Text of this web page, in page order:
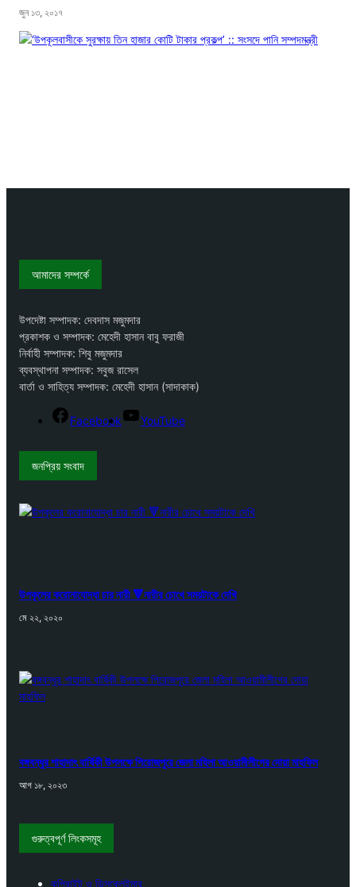
জুন ১৩, ২০১৭
আমাদের সম্পর্কে
উপদেষ্টা সম্পাদক: দেবদাস মজুমদার
প্রকাশক ও সম্পাদক: মেহেদী হাসান বাবু ফরাজী
নির্বাহী সম্পাদক: শিবু মজুমদার
ব্যবস্থাপনা সম্পাদক: সবুজ রাসেল
বার্তা ও সাহিত্য সম্পাদক: মেহেদী হাসান (সাদাকাক)
Facebook YouTube
জনপ্রিয় সংবাদ
উপকূলের করোনাযোদ্ধা চার নারী 🔻নারীর চোখে সময়টাকে দেখি
মে ২২, ২০২০
বঙ্গবন্ধুর শাহাদাৎ বার্ষিকী উপলক্ষে পিরোজপুরে জেলা মহিলা আওয়ামীলীগের দোয়া মাহফিল
আগ ১৮, ২০২৩
গুরুত্বপূর্ণ লিংকসমূহ
কপিরাইট ও ডিসক্লেইমার